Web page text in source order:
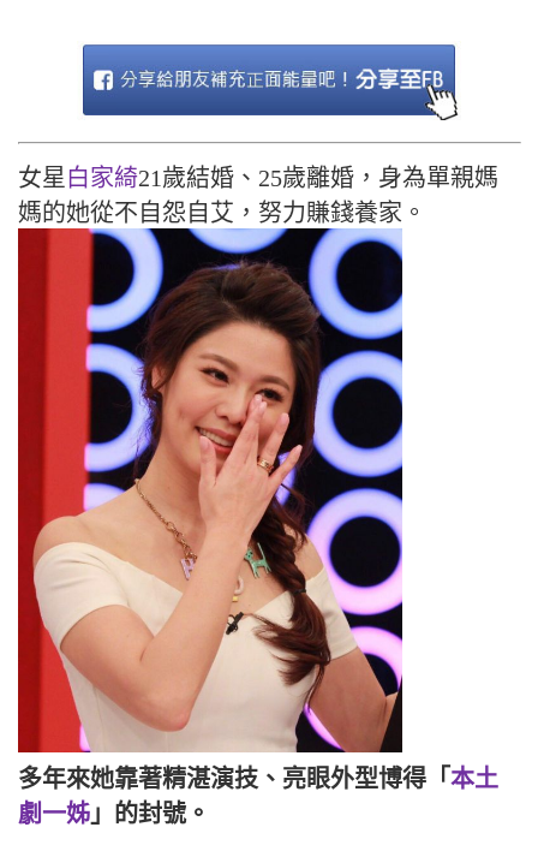
女星白家綺21歲結婚、25歲離婚，身為單親媽
媽的她從不自怨自艾，努力賺錢養家。
多年來她靠著精湛演技、亮眼外型博得「本土
劇一姊」的封號。